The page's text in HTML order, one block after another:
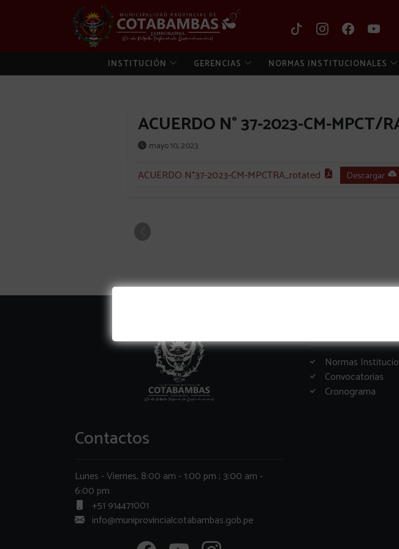
INSTITUCIÓN GERENCIAS NORMAS INSTITUCIONALES
ACUERDO N° 37-2023-CM-MPCT/
mayo 10, 2023
ACUERDO N°37-2023-CM-MPCTRA_rotated Descargar
Contactos
Lunes - Viernes, 8:00 am - 1:00 pm ; 3:00 am -
6:00 pm
+51 914471001
info@muniprovincialcotabambas.gob.pe
Normas
Convocatorias
Cronograma